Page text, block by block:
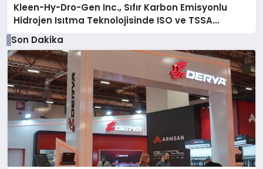
Kleen-Hy-Dro-Gen Inc., Sıfır Karbon Emisyonlu
Hidrojen Isıtma Teknolojisinde ISO ve TSSA
Düzenleyici Onaylarını Aldı
Son Dakika